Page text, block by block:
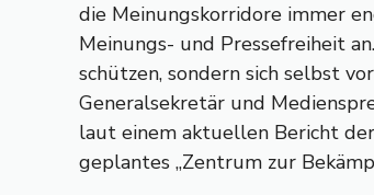
die Meinungskorridore immer
Meinungs- und Pressefreiheit
schützen, sondern sich selbst
Generalsekretär und
laut einem aktuellen Bericht der
geplantes „Zentrum zur